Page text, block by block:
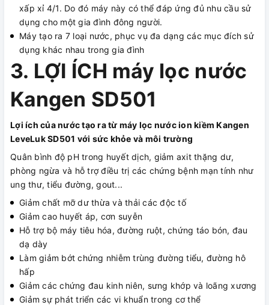
xấp xỉ 4/1. Do đó máy này có thể đáp ứng đủ nhu cầu sử
dụng cho một gia đình đông người.
Máy tạo ra 7 loại nước, phục vụ đa dạng các mục đích sử
dụng khác nhau trong gia đình
3. LỢI ÍCH máy lọc nước
Kangen SD501
Lợi ích của nước tạo ra từ máy lọc nước ion kiềm Kangen
LeveLuk SD501 với sức khỏe và môi trường
Quân bình độ pH trong huyết dịch, giảm axit thặng dư,
phòng ngừa và hỗ trợ điều trị các chứng bệnh mạn tính như
ung thư, tiểu đường, gout...
Giảm chất mỡ dư thừa và thải các độc tố
Giảm cao huyết áp, cơn suyễn
Hỗ trợ bộ máy tiêu hóa, đường ruột, chứng táo bón, đau
dạ dày
Làm giảm bớt chứng nhiễm trùng đường tiểu, đường hô
hấp
Giảm các chứng đau kinh niên, sưng khớp và loãng xương
Giảm sự phát triển các vi khuẩn trong cơ thể